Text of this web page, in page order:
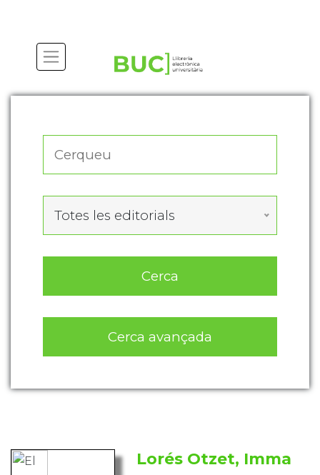
Totes les editorials
Cerca
Cerca avançada
Lorés Otzet, Imma